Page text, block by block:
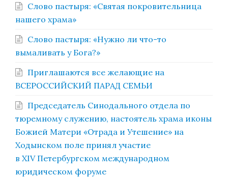
Слово пастыря: «Святая покровительница
нашего храма»
Слово пастыря: «Нужно ли что-то
вымаливать у Бога?»
Приглашаются все желающие на
ВСЕРОССИЙСКИЙ ПАРАД СЕМЬИ
Председатель Синодального отдела по
тюремному служению, настоятель храма иконы
Божией Матери «Отрада и Утешение» на
Ходынском поле принял участие
в XIV Петербургском международном
юридическом форуме